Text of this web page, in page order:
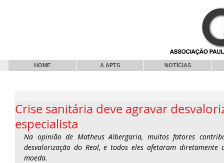
HOME A APTS NOTÍCIAS
Crise sanitária deve agravar
especialista
Na opinião de Matheus Albergaria, muitos fatores
desvalorização do Real, e todos eles afetaram diretamente
moeda.